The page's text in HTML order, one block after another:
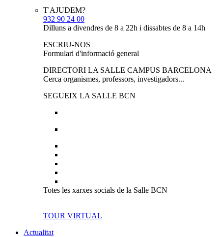
T'AJUDEM?
932 90 24 00
Dilluns a divendres de 8 a 22h i dissabtes de 8 a 14h
ESCRIU-NOS
Formulari d'informació general
DIRECTORI LA SALLE CAMPUS BARCELONA
Cerca organismes, professors, investigadors...
SEGUEIX LA SALLE BCN
Totes les xarxes socials de la Salle BCN
TOUR VIRTUAL
Actualitat